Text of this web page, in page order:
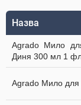
Назва
Agrado Мило
Диня 300 мл 1
Agrado Мило для